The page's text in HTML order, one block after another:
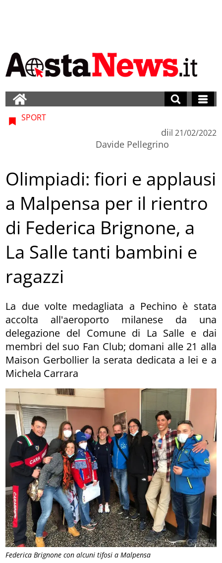
Federica Brignone con alcuni tifosi a Malpensa
SPORT
di
Davide Pellegrino
il 21/02/2022
Olimpiadi: fiori e applausi
a Malpensa per il rientro
di Federica Brignone, a
La Salle tanti bambini e
ragazzi
La due volte medagliata a Pechino è stata
accolta all'aeroporto milanese da una
delegazione del Comune di La Salle e dai
membri del suo Fan Club; domani alle 21 alla
Maison Gerbollier la serata dedicata a lei e a
Michela Carrara